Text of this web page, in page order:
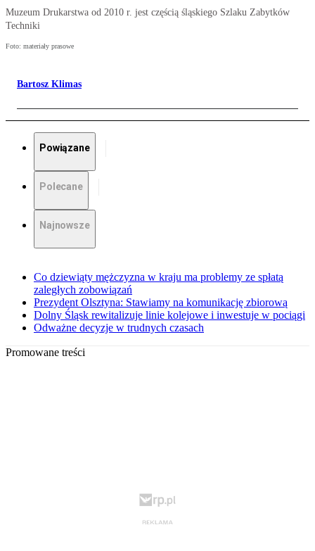
Muzeum Drukarstwa od 2010 r. jest częścią śląskiego Szlaku Zabytków
Techniki
Foto: materiały prasowe
Bartosz Klimas
Powiązane
Polecane
Najnowsze
Co dziewiąty mężczyzna w kraju ma problemy ze spłatą
zaległych zobowiązań
Prezydent Olsztyna: Stawiamy na komunikację zbiorową
Dolny Śląsk rewitalizuje linie kolejowe i inwestuje w pociągi
Odważne decyzje w trudnych czasach
Promowane treści